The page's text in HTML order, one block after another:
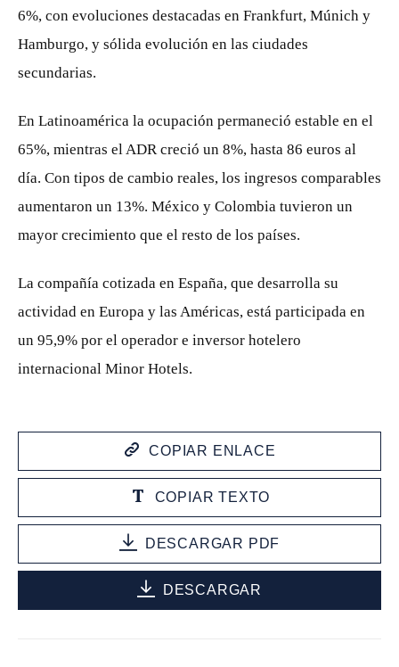
6%, con evoluciones destacadas en Frankfurt, Múnich y
Hamburgo, y sólida evolución en las ciudades
secundarias.
En Latinoamérica la ocupación permaneció estable en el
65%, mientras el ADR creció un 8%, hasta 86 euros al
día. Con tipos de cambio reales, los ingresos comparables
aumentaron un 13%. México y Colombia tuvieron un
mayor crecimiento que el resto de los países.
La compañía cotizada en España, que desarrolla su
actividad en Europa y las Américas, está participada en
un 95,9% por el operador e inversor hotelero
internacional Minor Hotels.
COPIAR ENLACE
COPIAR TEXTO
DESCARGAR PDF
DESCARGAR